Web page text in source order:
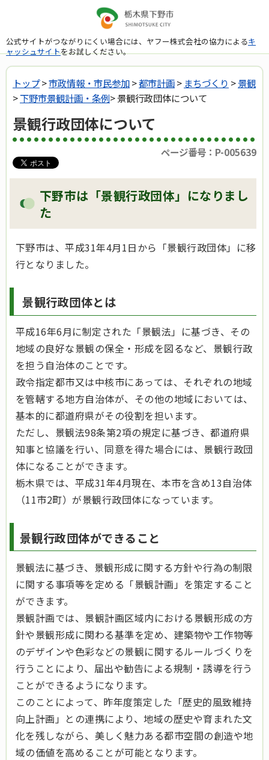
公式サイトがつながりにくい場合には、ヤフー株式会社の協力によるキ
ャッシュサイトをお試しください。
トップ>市政情報・市民参加>都市計画> まちづくり >景観
>下野市景観計画・条例> 景観行政団体について
景観行政団体について
ページ番号：P-005639
下野市は「景観行政団体」になりまし
た
下野市は、平成31年4月1日から「景観行政団体」に移
行となりました。
景観行政団体とは
平成16年6月に制定された「景観法」に基づき、その
地域の良好な景観の保全・形成を図るなど、景観行政
を担う自治体のことです。
政令指定都市又は中核市にあっては、それぞれの地域
を管轄する地方自治体が、その他の地域においては、
基本的に都道府県がその役割を担います。
ただし、景観法98条第2項の規定に基づき、都道府県
知事と協議を行い、同意を得た場合には、景観行政団
体になることができます。
栃木県では、平成31年4月現在、本市を含め13自治体
（11市2町）が景観行政団体になっています。
景観行政団体ができること
景観法に基づき、景観形成に関する方針や行為の制限
に関する事項等を定める「景観計画」を策定すること
ができます。
景観計画では、景観計画区域内における景観形成の方
針や景観形成に関わる基準を定め、建築物や工作物等
のデザインや色彩などの景観に関するルールづくりを
行うことにより、届出や勧告による規制・誘導を行う
ことができるようになります。
このことによって、昨年度策定した「歴史的風致維持
向上計画」との連携により、地域の歴史や育まれた文
化を残しながら、美しく魅力ある都市空間の創造や地
域の価値を高めることが可能となります。